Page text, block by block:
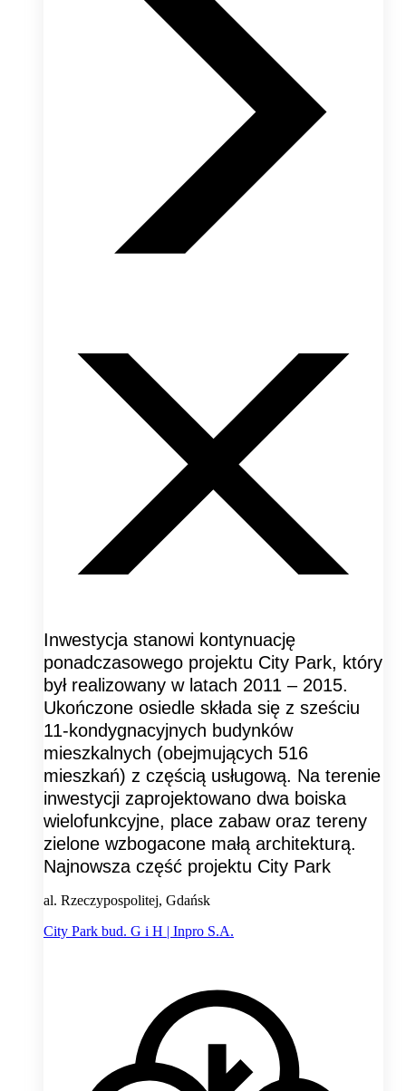
Inwestycja stanowi kontynuację
ponadczasowego projektu City Park, który
był realizowany w latach 2011 – 2015.
Ukończone osiedle składa się z sześciu
11-kondygnacyjnych budynków
mieszkalnych (obejmujących 516
mieszkań) z częścią usługową. Na terenie
inwestycji zaprojektowano dwa boiska
wielofunkcyjne, place zabaw oraz tereny
zielone wzbogacone małą architekturą.
Najnowsza część projektu City Park
al. Rzeczypospolitej, Gdańsk
City Park bud. G i H | Inpro S.A.